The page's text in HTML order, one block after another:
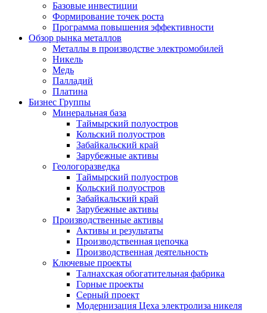
Базовые инвестиции
Формирование точек роста
Программа повышения эффективности
Обзор рынка металлов
Металлы в производстве электромобилей
Никель
Медь
Палладий
Платина
Бизнес Группы
Минеральная база
Таймырский полуостров
Кольский полуостров
Забайкальский край
Зарубежные активы
Геологоразведка
Таймырский полуостров
Кольский полуостров
Забайкальский край
Зарубежные активы
Производственные активы
Активы и результаты
Производственная цепочка
Производственная деятельность
Ключевые проекты
Талнахская обогатительная фабрика
Горные проекты
Серный проект
Модернизация Цеха электролиза никеля